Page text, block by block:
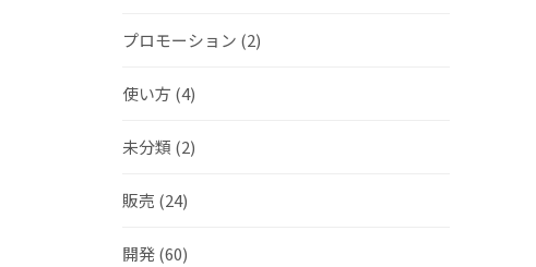
プロモーション (2)
使い方 (4)
未分類 (2)
販売 (24)
開発(60)